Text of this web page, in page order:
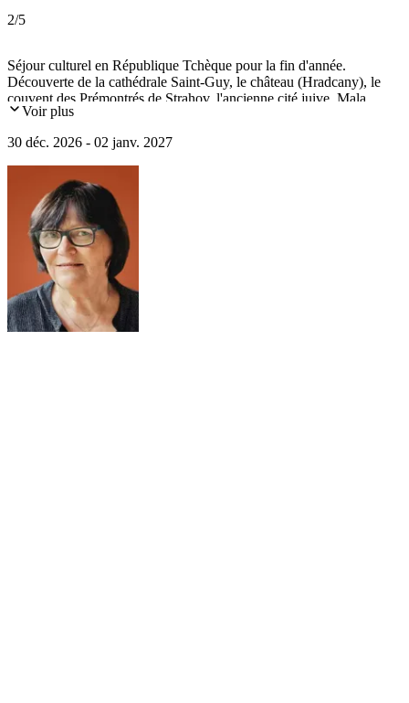
2/5
Séjour culturel en République Tchèque pour la fin d'année.
Découverte de la cathédrale Saint-Guy, le château (Hradcany), le
couvent des Prémontrés de Strahov, l'ancienne cité juive, Mala
Strana et le pont Charles... Egalement le concert du Nouvel An...
Voir plus
30 déc. 2026 - 02 janv. 2027